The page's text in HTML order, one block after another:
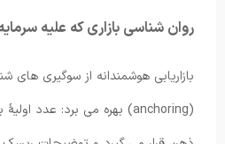
روان شناسی بازاری که علیه
بازاریابی هوشمندانه از سوگیری های